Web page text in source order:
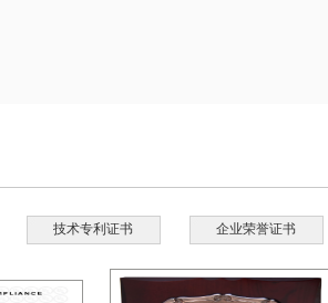
技术专利证书 企业荣誉证书